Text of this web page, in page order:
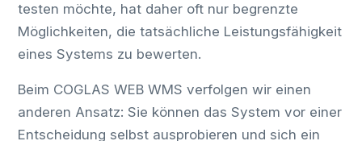
testen möchte, hat daher oft nur begrenzte
Möglichkeiten, die tatsächliche Leistungsfähigkeit
eines Systems zu bewerten.
Beim COGLAS WEB WMS verfolgen wir einen
anderen Ansatz: Sie können das System vor einer
Entscheidung selbst ausprobieren und sich ein